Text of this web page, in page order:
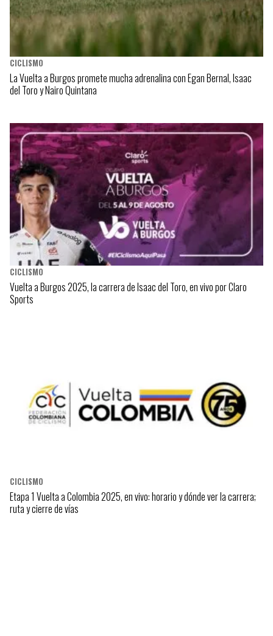
CICLISMO
La Vuelta a Burgos promete mucha adrenalina con Egan Bernal, Isaac
del Toro y Nairo Quintana
CICLISMO
Vuelta a Burgos 2025, la carrera de Isaac del Toro, en vivo por Claro
Sports
CICLISMO
Etapa 1 Vuelta a Colombia 2025, en vivo: horario y dónde ver la carrera;
ruta y cierre de vías